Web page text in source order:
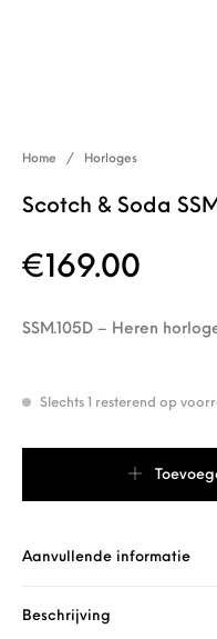
Home / Horloges
Scotch & Soda
€ 169.00
SSM.105D – Heren
Slechts 1 resterend op
Aanvullende informatie
Beschrijving